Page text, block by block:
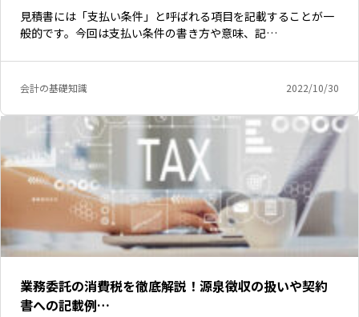
見積書には「支払い条件」と呼ばれる項目を記載することが一
般的です。今回は支払い条件の書き方や意味、記…
会計の基礎知識 2022/10/30
業務委託の消費税を徹底解説！源泉徴収の扱いや契約
書への記載例…